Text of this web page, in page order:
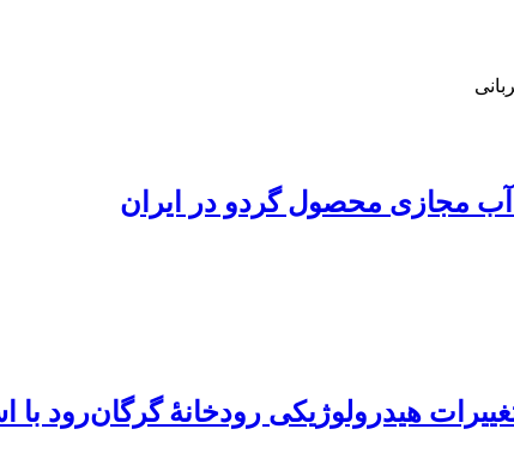
آب مجازی محصول گردو در ایران
هیدرولوژیکی رودخانۀ گرگان‌رود با